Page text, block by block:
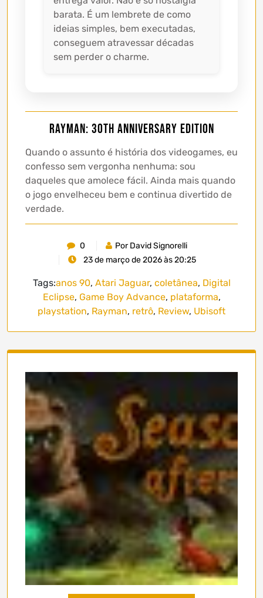
barata. É um lembrete de como
ideias simples, bem executadas,
conseguem atravessar décadas
sem perder o charme.
Rayman: 30th Anniversary Edition
Quando o assunto é história dos videogames, eu
confesso sem vergonha nenhuma: sou
daqueles que amolece fácil. Ainda mais quando
o jogo envelheceu bem e continua divertido de
verdade.
0
Por David Signorelli
23 de março de 2026 às 20:25
Tags:anos 90, Atari Jaguar, coletânea, Digital
Eclipse, Game Boy Advance, plataforma,
playstation, Rayman, retrô, Review, Ubisoft